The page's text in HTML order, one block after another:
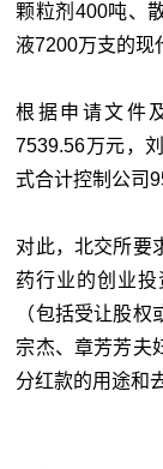
颗粒剂400吨、
液7200万支的现
根据申请文件
7539.56万元，
式合计控制公司
对此，北交所要
药行业的创业
（包括受让股
宗杰、章芳芳夫
分红款的用途和